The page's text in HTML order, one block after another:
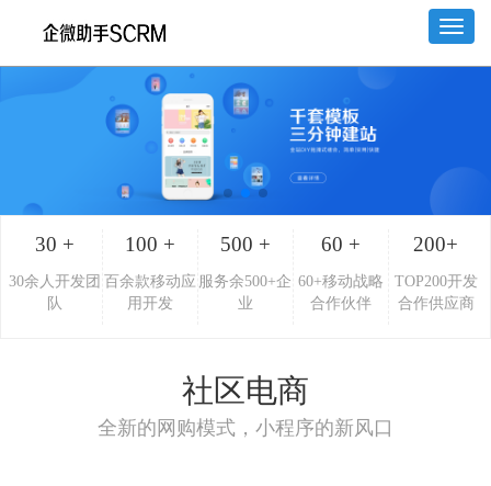
30 +
30余人开发团
队
100 +
百余款移动应
用开发
500 +
服务余500+企
业
60 +
60+移动战略
合作伙伴
200+
TOP200开发
合作供应商
社区电商
全新的网购模式，小程序的新风口